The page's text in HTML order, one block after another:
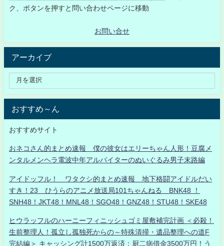
ク、ボタンを押すと問い合わせページに移動
お問い合せ
アーカイブ
おすすめ～ん
おすすめサイト
おネコさん的まとめ速報 僕の彼女はエリーちゃん人形！豆腐メ
ンタルメンヘラ電波中年アルバイターのぬいぐるみ男子末路編
アイドッフル！ ワタクシ的まとめ速報 地下格闘アイドルだい
すき！23 ひうらのアニメ放送局101ちゃんねる BNK48 ！
SNH48！JKT48！MNL48！SGO48！GNZ48！STU48！SKE48
ヒウラッフルのハーニーフィニッシュゴミ屋敷補完計画 ＜必殺！
生前整理人！孤立し孤独死からの～特殊清掃・遺品整理への道F
完結編＞ キャッシング計1500万返済：厨二病借金3500万円！う